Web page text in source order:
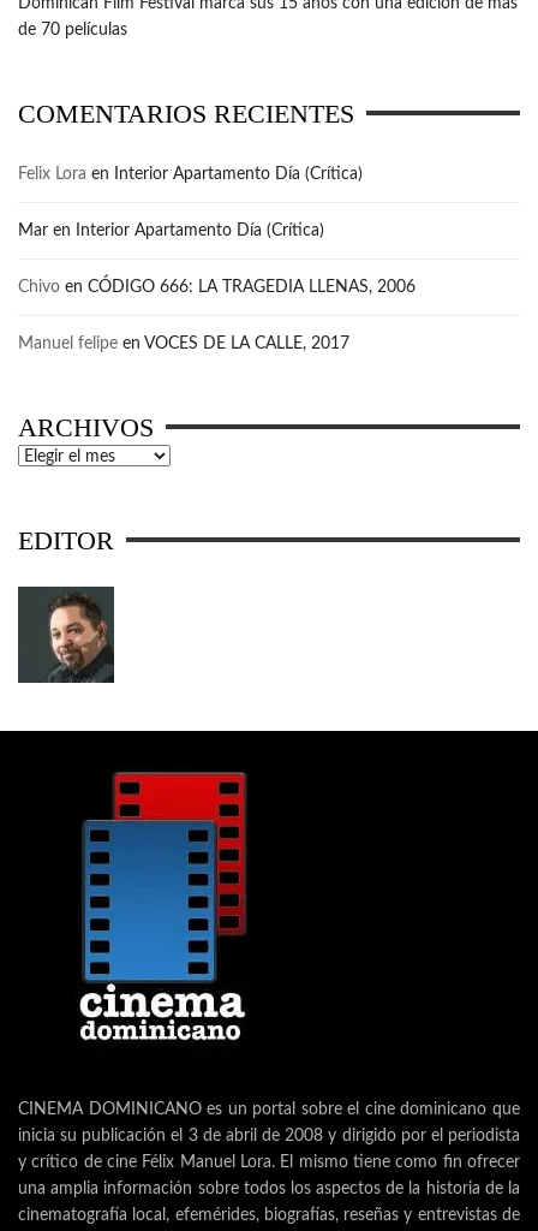
Dominican Film Festival marca sus 15 años con una edición de más
de 70 películas
COMENTARIOS RECIENTES
Felix Lora en Interior Apartamento Día (Crítica)
Mar en Interior Apartamento Día (Crítica)
Chivo en CÓDIGO 666: LA TRAGEDIA LLENAS, 2006
Manuel felipe en VOCES DE LA CALLE, 2017
ARCHIVOS
Archivos
EDITOR
CINEMA DOMINICANO es un portal sobre el cine dominicano que
inicia su publicación el 3 de abril de 2008 y dirigido por el periodista
y crítico de cine Félix Manuel Lora. El mismo tiene como fin ofrecer
una amplia información sobre todos los aspectos de la historia de la
cinematografía local, efemérides, biografías, reseñas y entrevistas de